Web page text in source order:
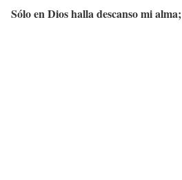
Sólo en Dios halla descanso mi alma;